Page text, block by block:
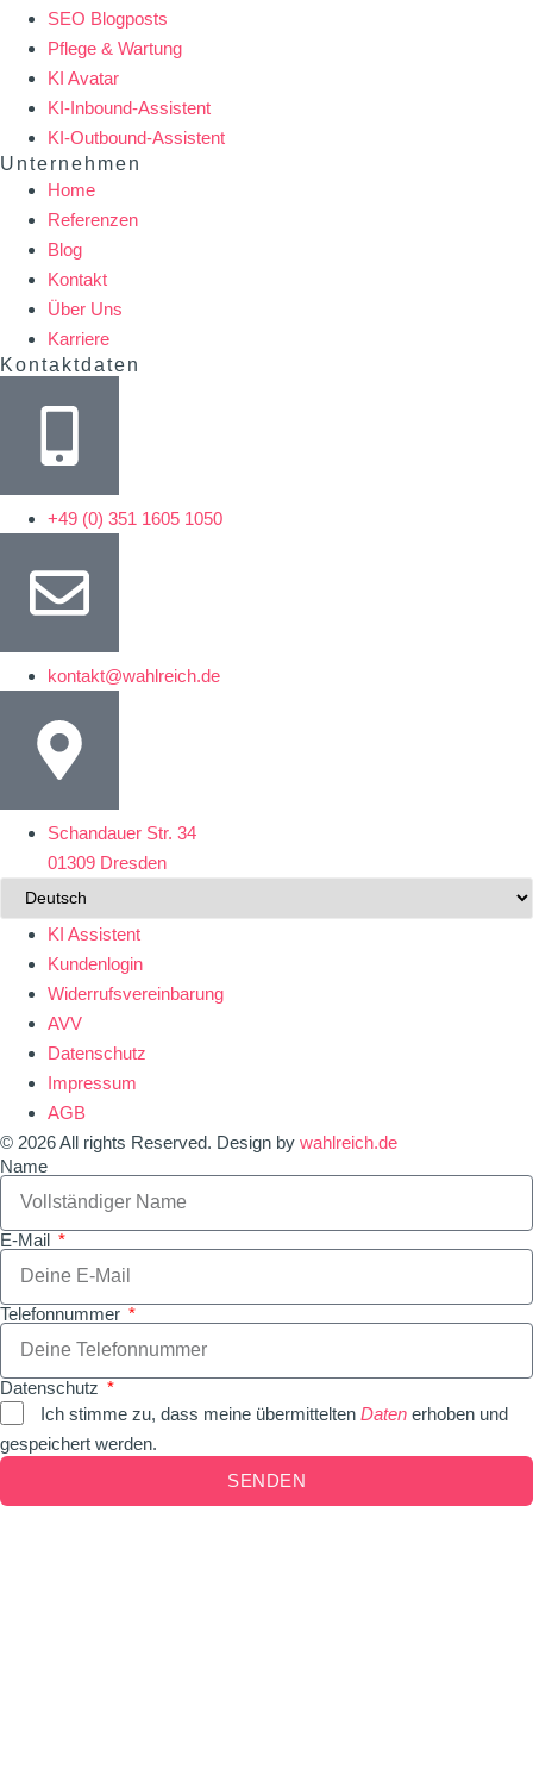
SEO Blogposts
Pflege & Wartung
KI Avatar
KI-Inbound-Assistent
KI-Outbound-Assistent
Unternehmen
Home
Referenzen
Blog
Kontakt
Über Uns
Karriere
Kontaktdaten
+49 (0) 351 1605 1050
kontakt@wahlreich.de
Schandauer Str. 34
01309 Dresden
KI Assistent
Kundenlogin
Widerrufsvereinbarung
AVV
Datenschutz
Impressum
AGB
© 2026 All rights Reserved. Design by wahlreich.de
Name
E-Mail
Telefonnummer
Datenschutz
Ich stimme zu, dass meine übermittelten Daten erhoben und
gespeichert werden.
SENDEN